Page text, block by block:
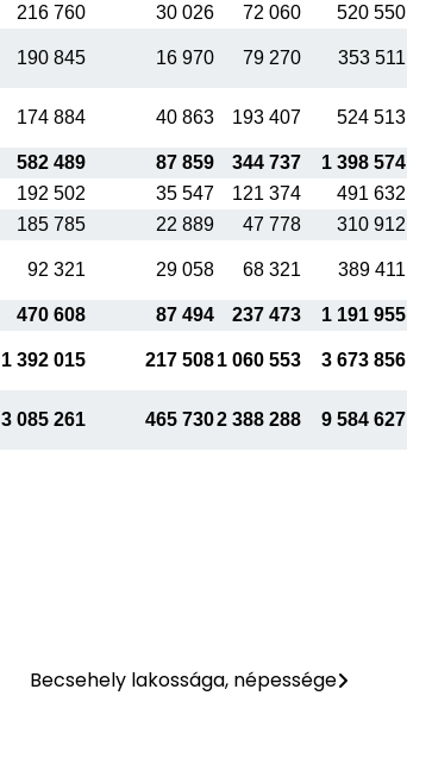
216 760 30 026 72 060
520 550
190 845 16 970 79 270 353 511
174 884 40 863 193 407 524 513
582 489 87 859 344 737
1 398 574
192 502 35 547 121 374
491 632
185 785 22 889 47 778
310 912
92 321 29 058 68 321 389 411
470 608 87 494 237 473
1 191 955
1 392 015 217 5081 060 553 3 673 856
3 085 261 465 7302 388 288 9 584 627
Becsehely lakossága, népessége